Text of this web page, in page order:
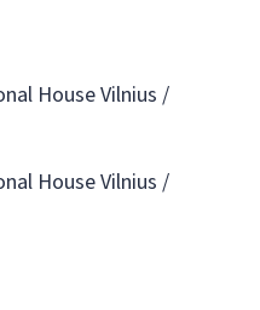
House Vilnius /
House Vilnius /